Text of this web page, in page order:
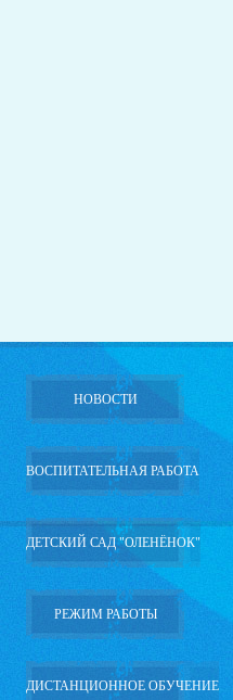
НОВОСТИ
ВОСПИТАТЕЛЬНАЯ РАБОТА
ДЕТСКИЙ САД "ОЛЕНЁНОК"
РЕЖИМ РАБОТЫ
ДИСТАНЦИОННОЕ ОБУЧЕНИЕ